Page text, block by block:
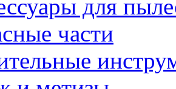
для
части